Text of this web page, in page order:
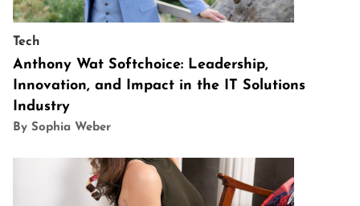
Tech
Anthony Wat Softchoice: Leadership,
Innovation, and Impact in the IT Solutions
Industry
By Sophia Weber